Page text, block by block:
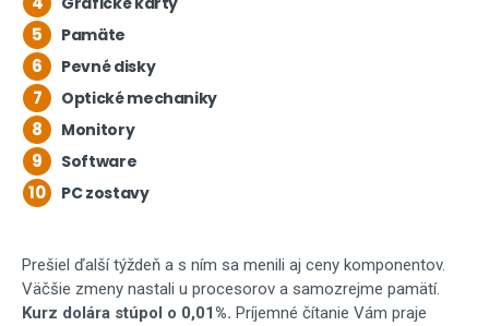
5 Pamäte
6 Pevné disky
7 Optické mechaniky
8 Monitory
9 Software
10 PC zostavy
Prešiel ďalší týždeň a s ním sa menili aj ceny komponentov.
Väčšie zmeny nastali u procesorov a samozrejme pamätí.
Kurz dolára stúpol o 0,01%. Príjemné čítanie Vám praje